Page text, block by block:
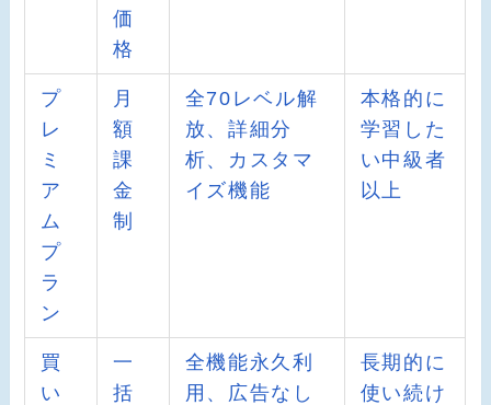
価
格
プ
レ
ミ
ア
ム
プ
ラ
ン
月
額
課
金
制
全70レベル解
放、詳細分
析、カスタマ
イズ機能
本格的に
学習した
い中級者
以上
買
い
一
括
全機能永久利
用、広告なし
長期的に
使い続け